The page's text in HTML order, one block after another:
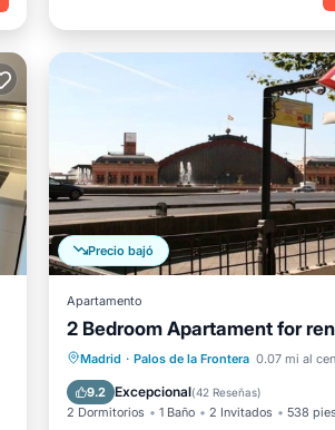
Precio bajó
Apartamento
2 Bedroom Apartament for
Madrid · Palos de la Frontera 0.07 mi al
9.2 Excepcional(42 Reseñas)
2 Dormitorios 1 Baño 2 Invitados 538
Aparcamiento
Balcón/
Cocina
Aire acondicionado